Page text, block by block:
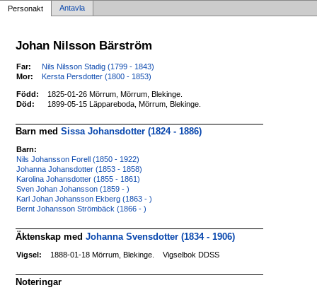
Personakt Antavla
Johan Nilsson Bärström
Far:
Nils Nilsson Stadig (1799 - 1843)
Mor:
Kersta Persdotter (1800 - 1853)
Född:
1825-01-26 Mörrum, Mörrum, Blekinge.
Död:
1899-05-15 Läppareboda, Mörrum, Blekinge.
Barn medSissa Johansdotter (1824 - 1886)
Barn:
Nils Johansson Forell (1850 - 1922)
Johanna Johansdotter (1853 - 1858)
Karolina Johansdotter (1855 - 1861)
Sven Johan Johansson (1859 - )
Karl Johan Johansson Ekberg (1863 - )
Bernt Johansson Strömbäck (1866 - )
Äktenskap medJohanna Svensdotter (1834 - 1906)
Vigsel: 1888-01-18 Mörrum, Blekinge. Vigselbok DDSS
Noteringar